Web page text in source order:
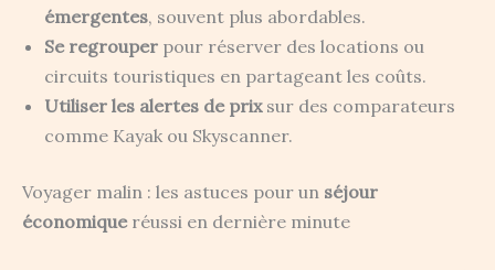
émergentes, souvent plus abordables.
Se regrouper pour réserver des locations ou
circuits touristiques en partageant les coûts.
Utiliser les alertes de prixsur des comparateurs
comme Kayak ou Skyscanner.
Voyager malin : les astuces pour un séjour
économiqueréussi en dernière minute